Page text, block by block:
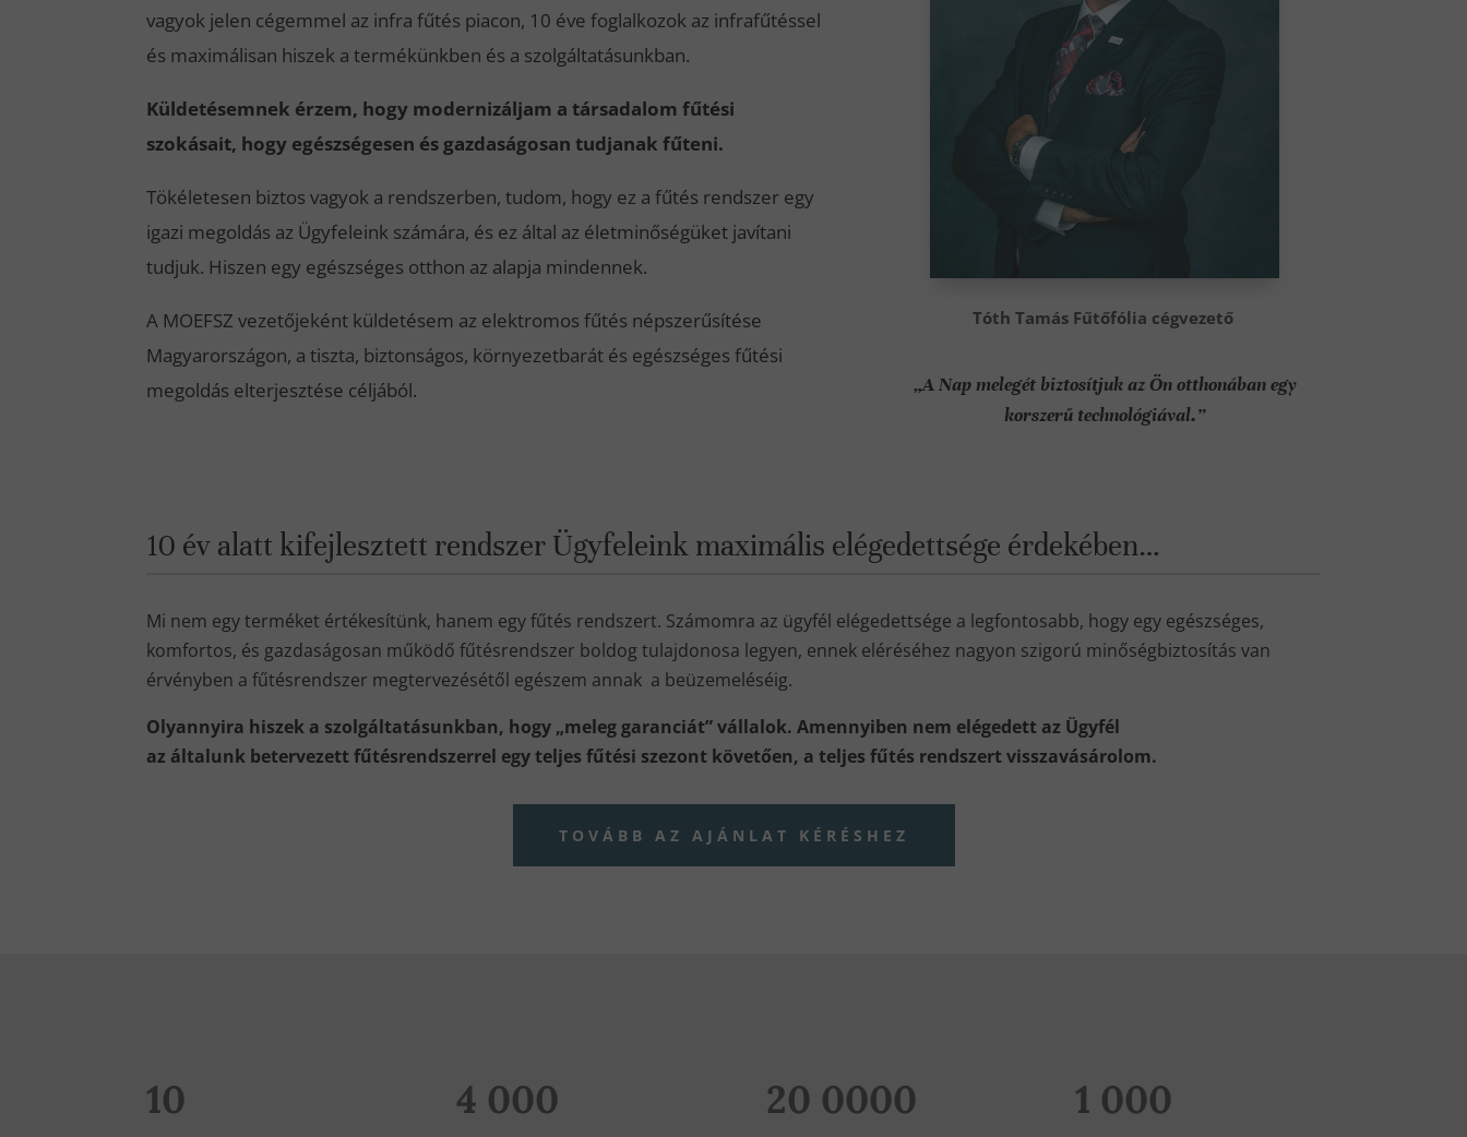
vagyok jelen cégemmel az infra fűtés piacon, 10 éve foglalkozok az infrafűtéssel
és maximálisan hiszek a termékünkben és a szolgáltatásunkban.
Küldetésemnek érzem, hogy modernizáljam a társadalom fűtési
szokásait, hogy egészségesen és gazdaságosan tudjanak fűteni.
Tökéletesen biztos vagyok a rendszerben, tudom, hogy ez a fűtés rendszer egy
igazi megoldás az Ügyfeleink számára, és ez által az életminőségüket javítani
tudjuk. Hiszen egy egészséges otthon az alapja mindennek.
A MOEFSZ vezetőjeként küldetésem az elektromos fűtés népszerűsítése
Magyarországon, a tiszta, biztonságos, környezetbarát és egészséges fűtési
megoldás elterjesztése céljából.
Tóth Tamás Fűtőfólia cégvezető
„A Nap melegét biztosítjuk az Ön otthonában egy
korszerű technológiával.”
10 év alatt kifejlesztett rendszer Ügyfeleink maximális elégedettsége érdekében…
Mi nem egy terméket értékesítünk, hanem egy fűtés rendszert. Számomra az ügyfél elégedettsége a legfontosabb, hogy egy egészséges,
komfortos, és gazdaságosan működő fűtésrendszer boldog tulajdonosa legyen, ennek eléréséhez nagyon szigorú minőségbiztosítás van
érvényben a fűtésrendszer megtervezésétől egészem annak a beüzemeléséig.
Olyannyira hiszek a szolgáltatásunkban, hogy „meleg garanciát” vállalok. Amennyiben nem elégedett az Ügyfél
az általunk betervezett fűtésrendszerrel egy teljes fűtési szezont követően, a teljes fűtés rendszert visszavásárolom.
TOVÁBB AZ AJÁNLAT KÉRÉSHEZ
10 4 000 20 0000 1 000